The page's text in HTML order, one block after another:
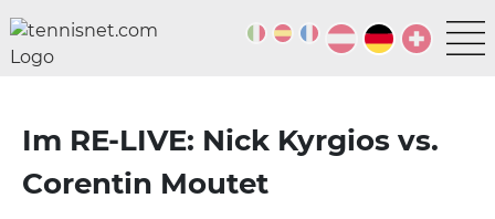
Im RE-LIVE: Nick Kyrgios vs.
Corentin Moutet